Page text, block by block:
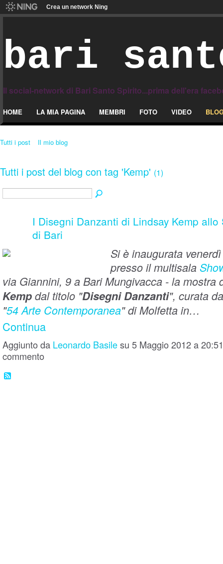
Crea un network Ning
bari
Il social-network di Bari Santo Spirito...prima dell'era
HOME LA MIA PAGINA MEMBRI FOTO VIDEO
Tutti i post Il mio blog
Tutti i post del blog con tag 'Kemp' (1)
I Disegni Danzanti di Lindsay Kemp allo
di Bari
Si è inaugurata
presso il multisala
via Giannini, 9 a Bari Mungivacca - la mostra
Kemp dal titolo "Disegni Danzanti", curata
"54 Arte Contemporanea" di Molfetta in…
Continua
Aggiunto da Leonardo Basilesu 5 Maggio 2012 a
commento